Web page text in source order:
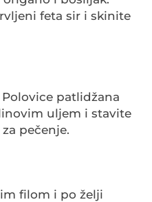
feta sir i skinite
Polovice patlidžana
uljem i stavite
pečenje.
filom i po želji